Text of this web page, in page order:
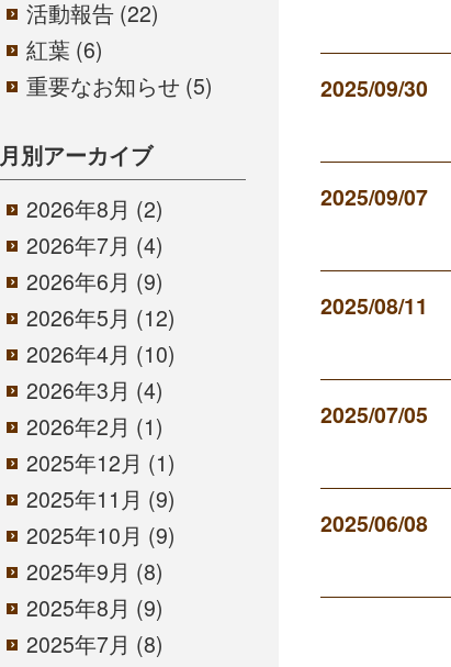
活動報告 (22)
紅葉 (6)
重要なお知らせ (5)
月別アーカイブ
2026年8月 (2)
2026年7月 (4)
2026年6月 (9)
2026年5月 (12)
2026年4月 (10)
2026年3月 (4)
2026年2月 (1)
2025年12月 (1)
2025年11月 (9)
2025年10月 (9)
2025年9月 (8)
2025年8月 (9)
2025年7月 (8)
2025/09/30
2025/09/07
2025/08/11
2025/07/05
2025/06/08